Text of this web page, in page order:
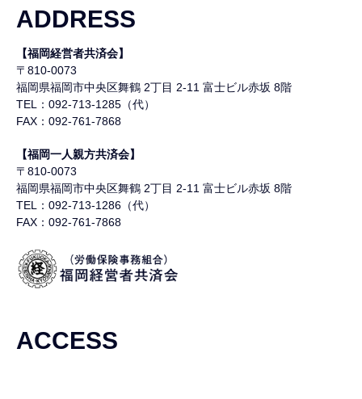
ADDRESS
【福岡経営者共済会】
〒810-0073
福岡県福岡市中央区舞鶴 2丁目 2-11 富士ビル赤坂 8階
TEL：092-713-1285（代）
FAX：092-761-7868
【福岡一人親方共済会】
〒810-0073
福岡県福岡市中央区舞鶴 2丁目 2-11 富士ビル赤坂 8階
TEL：092-713-1286（代）
FAX：092-761-7868
ACCESS